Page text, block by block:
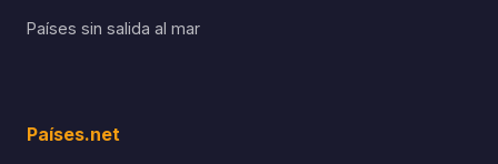
Países sin salida al mar
Países.net